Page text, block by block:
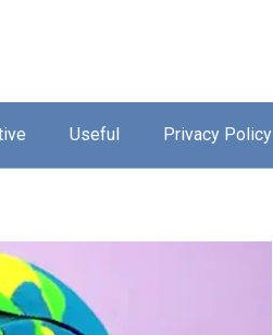
Useful Privacy Policy